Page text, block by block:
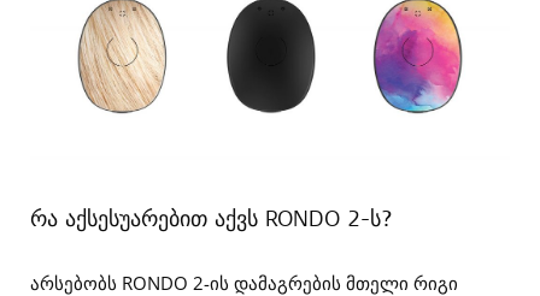
რა აქსესუარებით აქვს RONDO 2-ს?
არსებობს RONDO 2-ის დამაგრების მთელი რიგი